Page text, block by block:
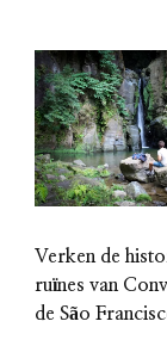
Verken de
ruïnes van
de São